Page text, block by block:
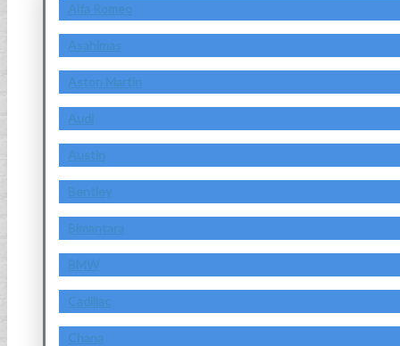
Alfa Romeo
Asahimas
Aston Martin
Audi
Austin
Bentley
Bimantara
BMW
Cadillac
Chana